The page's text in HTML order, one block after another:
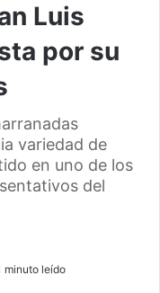
Luis
por su
variedad de
en uno de los
del
minuto leído